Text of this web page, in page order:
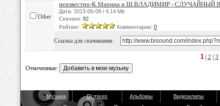
Other
неизвестно-К.Марина и Щ.ВЛАДИМИР - СЛУЧАЙНЫЙ
Дата: 2013-05-09 / 4.14 Mb
Скачано: 92
Рейтинг:
Комментарии: 0
Ссылка для скачивания:
1| 2 3
Отмеченные:
Музыка Dj mixes Альбомы
Видеоклипы